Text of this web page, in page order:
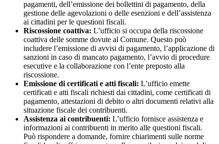
pagamenti, dell’emissione dei bollettini di pagamento, della
gestione delle agevolazioni o delle esenzioni e dell’assistenza
ai cittadini per le questioni fiscali.
Riscossione coattiva: L’ufficio si occupa della riscossione
coattiva delle somme dovute al Comune. Questo può
includere l’emissione di avvisi di pagamento, l’applicazione di
sanzioni in caso di mancato pagamento, l’avvio di procedure
esecutive e la collaborazione con l’ente preposto alla
riscossione.
Emissione di certificati e atti fiscali: L’ufficio emette
certificati e atti fiscali richiesti dai cittadini, come certificati di
pagamento, attestazioni di debito o altri documenti relativi alla
situazione fiscale dei contribuenti.
Assistenza ai contribuenti: L’ufficio fornisce assistenza e
informazioni ai contribuenti in merito alle questioni fiscali.
Può rispondere a domande, fornire chiarimenti sulle norme